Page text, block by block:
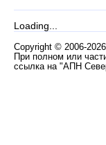
Loading...
Copyright © 2006-
При полном или
ссылка на "АПН